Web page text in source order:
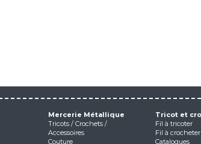
Mercerie Métallique
Tricots / Crochets /
Accessoires
Couture
Tricot et
Fil à tricoter
Fil à crocheter
Catalogues